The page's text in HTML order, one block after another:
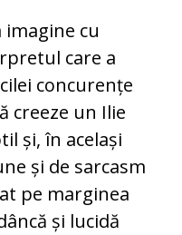
cu
care a
concurențe
creeze un Ilie
și, în același
și de sarcasm
pe marginea
și lucidă